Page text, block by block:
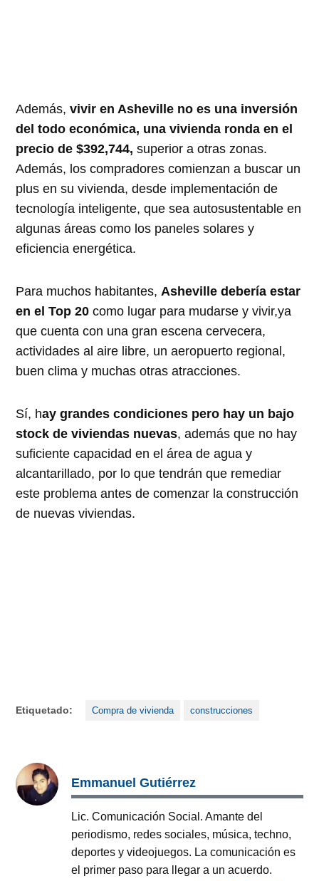
Además,vivir en Asheville no es una inversión
del todo económica, una vivienda ronda en el
precio de $392,744,superior a otras zonas.
Además, los compradores comienzan a buscar un
plus en su vivienda, desde implementación de
tecnología inteligente, que sea autosustentable en
algunas áreas como los paneles solares y
eficiencia energética.
Para muchos habitantes, Asheville debería estar
en el Top 20 como lugar para mudarse y vivir,ya
que cuenta con una gran escena cervecera,
actividades al aire libre, un aeropuerto regional,
buen clima y muchas otras atracciones.
Sí, hay grandes condiciones pero hay un bajo
stock de viviendas nuevas, además que no hay
suficiente capacidad en el área de agua y
alcantarillado, por lo que tendrán que remediar
este problema antes de comenzar la construcción
de nuevas viviendas.
Etiquetado: Compra de vivienda construcciones
Emmanuel Gutiérrez
Lic. Comunicación Social. Amante del
periodismo, redes sociales, música, techno,
deportes y videojuegos. La comunicación es
el primer paso para llegar a un acuerdo.